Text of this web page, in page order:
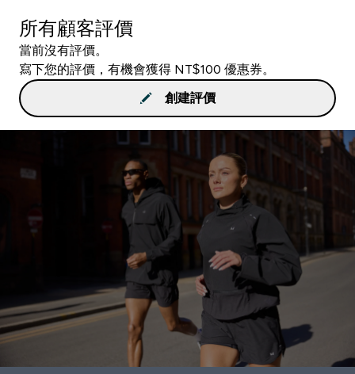
所有顧客評價
當前沒有評價。
寫下您的評價，有機會獲得 NT$100 優惠券。
創建評價